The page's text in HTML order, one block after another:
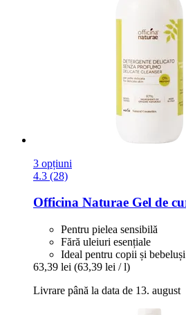
3 opțiuni
4.3 (28)
Officina Naturae Gel de
Pentru pielea sensibilă
Fără uleiuri esențiale
Ideal pentru copii și bebeluși
63,39 lei (63,39 lei / l)
Livrare până la data de 13. august